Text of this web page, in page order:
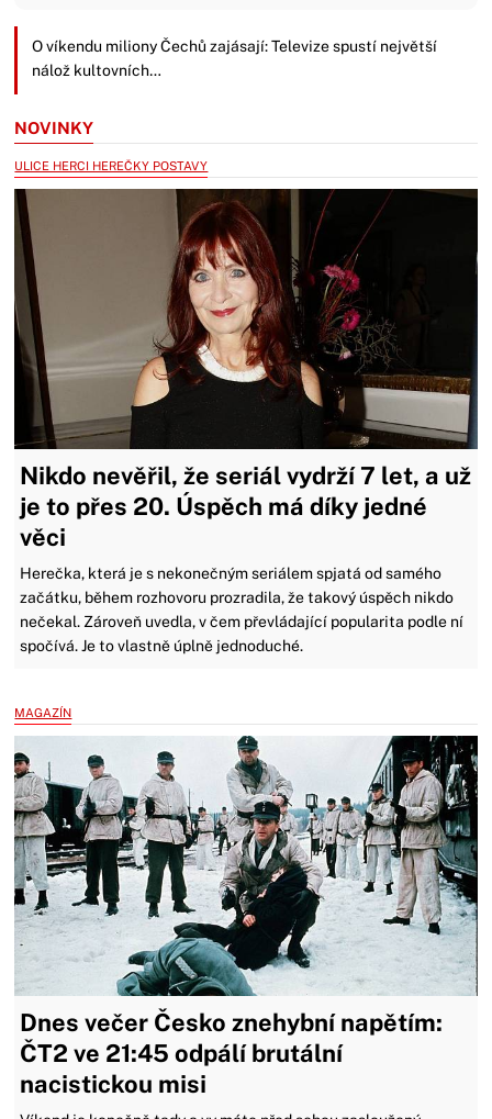
O víkendu miliony Čechů zajásají: Televize spustí největší
nálož kultovních…
NOVINKY
ULICE HERCI HEREČKY POSTAVY
Nikdo nevěřil, že seriál vydrží 7 let, a už
je to přes 20. Úspěch má díky jedné
věci
Herečka, která je s nekonečným seriálem spjatá od samého
začátku, během rozhovoru prozradila, že takový úspěch nikdo
nečekal. Zároveň uvedla, v čem převládající popularita podle ní
spočívá. Je to vlastně úplně jednoduché.
MAGAZÍN
Dnes večer Česko znehybní napětím:
ČT2 ve 21:45 odpálí brutální
nacistickou misi